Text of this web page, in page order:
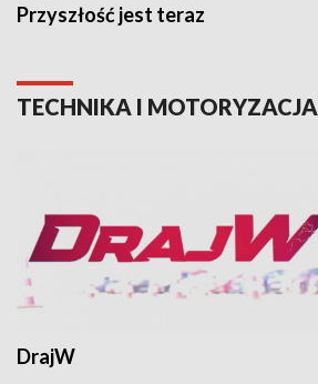
Przyszłość jest teraz
TECHNIKA I MOTORYZACJA
DrajW